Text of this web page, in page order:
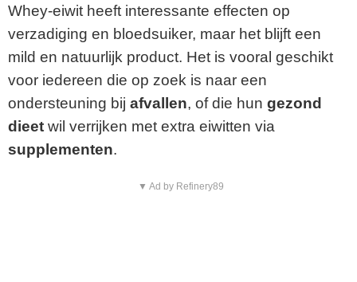
Whey-eiwit heeft interessante effecten op
verzadiging en bloedsuiker, maar het blijft een
mild en natuurlijk product. Het is vooral geschikt
voor iedereen die op zoek is naar een
ondersteuning bij afvallen, of die hun gezond
dieet wil verrijken met extra eiwitten via
supplementen.
▼ Ad by Refinery89